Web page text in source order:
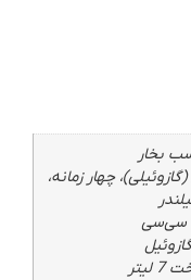
چهار زمانه،